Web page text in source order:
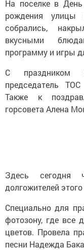
На поселке в День
рождения улицы
собрались,
вкусными
программу и игры
С праздником
председатель
Также к
горсовета Алена
Здесь
долгожителей
Специально для
фотозону, где все
цветов. Провела
песни Надежда